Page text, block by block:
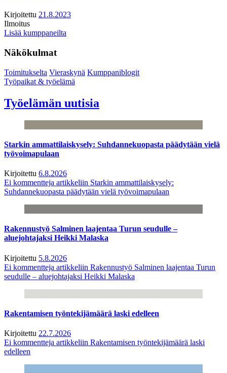
Kirjoitettu 21.8.2023
Ilmoitus
Lisää kumppaneilta
Näkökulmat
Toimitukselta Vieraskynä Kumppaniblogit
Työpaikat & työelämä
Työelämän uutisia
Starkin ammattilaiskysely: Suhdannekuopasta päädytään vielä
työvoimapulaan
Kirjoitettu 6.8.2026
Ei kommentteja artikkeliin Starkin ammattilaiskysely:
Suhdannekuopasta päädytään vielä työvoimapulaan
Rakennustyö Salminen laajentaa Turun seudulle –
aluejohtajaksi Heikki Malaska
Kirjoitettu 5.8.2026
Ei kommentteja artikkeliin Rakennustyö Salminen laajentaa Turun
seudulle – aluejohtajaksi Heikki Malaska
Rakentamisen työntekijämäärä laski edelleen
Kirjoitettu 22.7.2026
Ei kommentteja artikkeliin Rakentamisen työntekijämäärä laski
edelleen